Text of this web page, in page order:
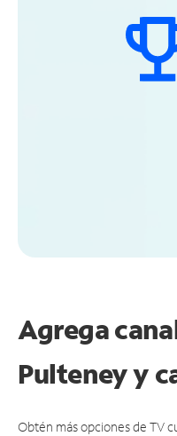
Agrega
Pulteney y
Obtén más opciones de TV